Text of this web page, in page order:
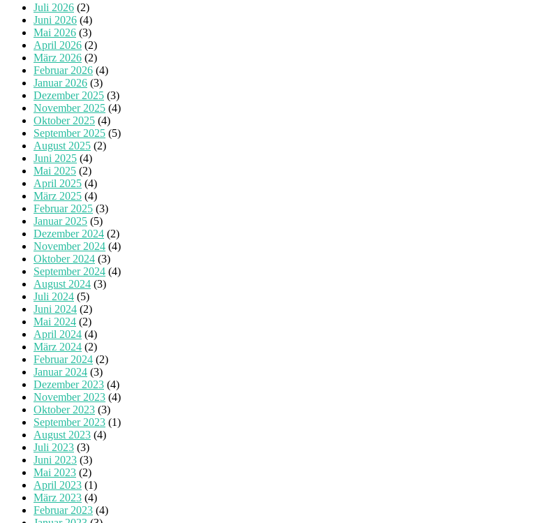
Juli 2026 (2)
Juni 2026 (4)
Mai 2026 (3)
April 2026 (2)
März 2026 (2)
Februar 2026 (4)
Januar 2026 (3)
Dezember 2025 (3)
November 2025 (4)
Oktober 2025 (4)
September 2025 (5)
August 2025 (2)
Juni 2025 (4)
Mai 2025 (2)
April 2025 (4)
März 2025 (4)
Februar 2025 (3)
Januar 2025 (5)
Dezember 2024 (2)
November 2024 (4)
Oktober 2024 (3)
September 2024 (4)
August 2024 (3)
Juli 2024 (5)
Juni 2024 (2)
Mai 2024 (2)
April 2024 (4)
März 2024 (2)
Februar 2024 (2)
Januar 2024 (3)
Dezember 2023 (4)
November 2023 (4)
Oktober 2023 (3)
September 2023 (1)
August 2023 (4)
Juli 2023 (3)
Juni 2023 (3)
Mai 2023 (2)
April 2023 (1)
März 2023 (4)
Februar 2023 (4)